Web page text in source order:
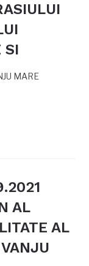
SI
MARE
AL
AL